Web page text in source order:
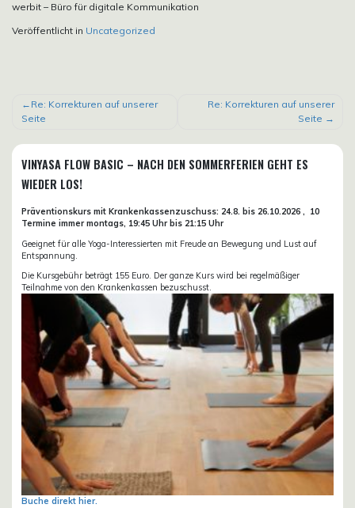
werbit – Büro für digitale Kommunikation
Veröffentlicht in Uncategorized
BEITRAGSNAVIGATION
Re: Korrekturen auf unserer
Seite
Re: Korrekturen auf unserer
Seite
VINYASA FLOW BASIC – NACH DEN SOMMERFERIEN GEHT ES
WIEDER LOS!
Präventionskurs mit Krankenkassenzuschuss: 24.8. bis 26.10.2026 , 10
Termine immer montags, 19:45 Uhr bis 21:15 Uhr
Geeignet für alle Yoga-Interessierten mit Freude an Bewegung und Lust auf
Entspannung.
Die Kursgebühr beträgt 155 Euro. Der ganze Kurs wird bei regelmäßiger
Teilnahme von den Krankenkassen bezuschusst.
Buche direkt hier.